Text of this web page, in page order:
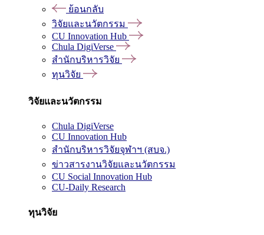
ย้อนกลับ
วิจัยและนวัตกรรม
CU Innovation Hub
Chula DigiVerse
สำนักบริหารวิจัย
ทุนวิจัย
วิจัยและนวัตกรรม
Chula DigiVerse
CU Innovation Hub
สำนักบริหารวิจัยจุฬาฯ (สบจ.)
ข่าวสารงานวิจัยและนวัตกรรม
CU Social Innovation Hub
CU-Daily Research
ทุนวิจัย